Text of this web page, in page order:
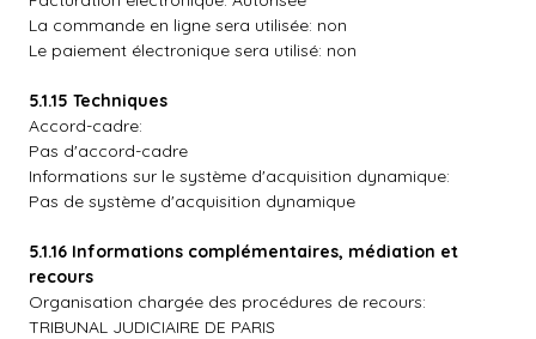
La commande en ligne sera utilisée: non
Le paiement électronique sera utilisé: non
5.1.15 Techniques
Accord-cadre:
Pas d'accord-cadre
Informations sur le système d'acquisition dynamique:
Pas de système d'acquisition dynamique
5.1.16 Informations complémentaires, médiation et
recours
Organisation chargée des procédures de recours:
TRIBUNAL JUDICIAIRE DE PARIS